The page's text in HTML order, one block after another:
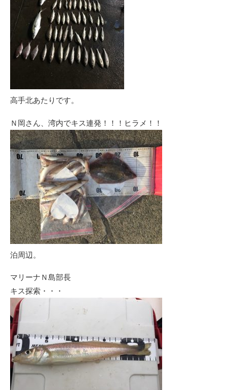
高手北あたりです。
Ｎ岡さん、湾内でキス連発！！！ヒラメ！！
泊周辺。
マリーナＮ島部長
キス探索・・・